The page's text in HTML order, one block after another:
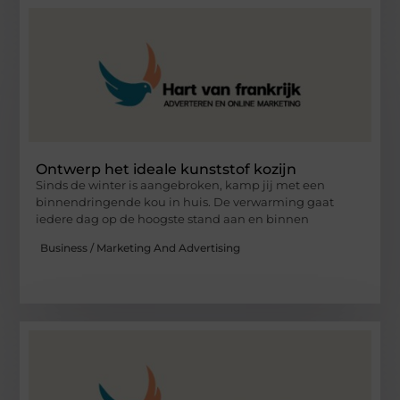
Ontwerp het ideale kunststof kozijn
Sinds de winter is aangebroken, kamp jij met een
binnendringende kou in huis. De verwarming gaat
iedere dag op de hoogste stand aan en binnen
Business / Marketing And Advertising